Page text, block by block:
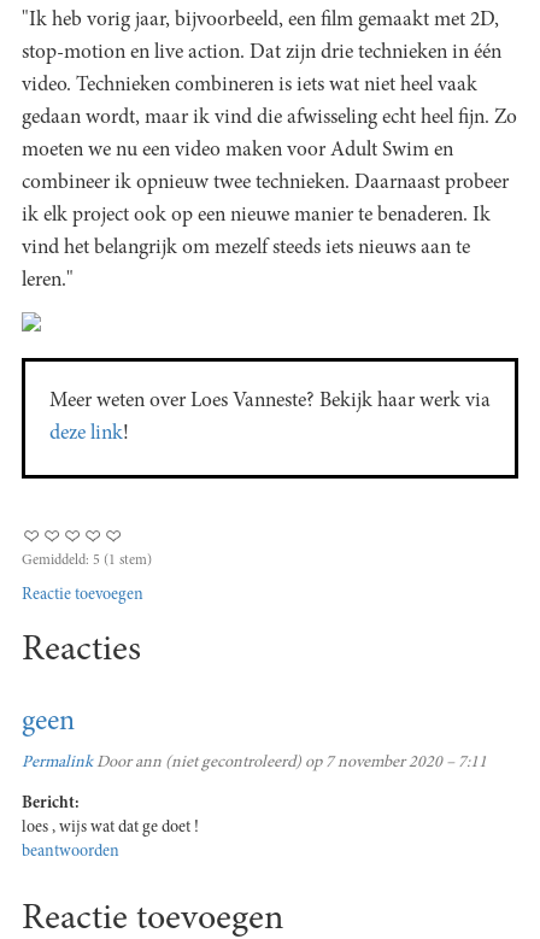
"Ik heb vorig jaar, bijvoorbeeld, een film gemaakt met 2D,
stop-motion en live action. Dat zijn drie technieken in één
video. Technieken combineren is iets wat niet heel vaak
gedaan wordt, maar ik vind die afwisseling echt heel fijn. Zo
moeten we nu een video maken voor Adult Swim en
combineer ik opnieuw twee technieken. Daarnaast probeer
ik elk project ook op een nieuwe manier te benaderen. Ik
vind het belangrijk om mezelf steeds iets nieuws aan te
leren."
Meer weten over Loes Vanneste? Bekijk haar werk via
deze link!
Gemiddeld: 5 (1 stem)
Reactie toevoegen
Reacties
geen
PermalinkDoorann (niet gecontroleerd) op 7 november 2020 – 7:11
Bericht:
loes , wijs wat dat ge doet !
beantwoorden
Reactie toevoegen